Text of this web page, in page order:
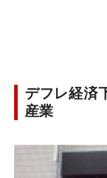
デフレ経済
産業